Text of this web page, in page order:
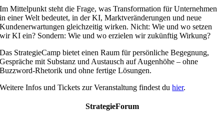
Im Mittelpunkt steht die Frage, was Transformation für Unternehmen
in einer Welt bedeutet, in der KI, Marktveränderungen und neue
Kundenerwartungen gleichzeitig wirken. Nicht: Wie und wo setzen
wir KI ein? Sondern: Wie und wo erzielen wir zukünftig Wirkung?
Das StrategieCamp bietet einen Raum für persönliche Begegnung,
Gespräche mit Substanz und Austausch auf Augenhöhe – ohne
Buzzword-Rhetorik und ohne fertige Lösungen.
Weitere Infos und Tickets zur Veranstaltung findest duhier.
StrategieForum